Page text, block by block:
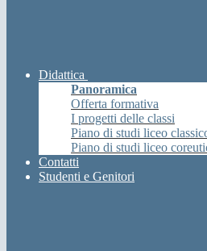
Didattica
Panoramica
Offerta formativa
I progetti delle classi
Piano di studi liceo
Piano di studi liceo
Contatti
Studenti e Genitori